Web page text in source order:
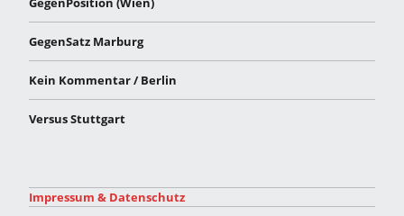
GegenSatz Marburg
Kein Kommentar / Berlin
Versus Stuttgart
Impressum & Datenschutz